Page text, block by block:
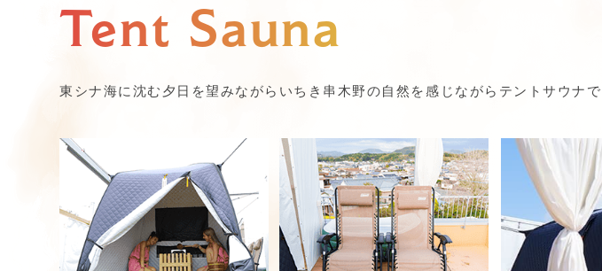
Tent Sauna
東シナ海に沈む夕日を望みながらいちき串木野の自然を感じながらテントサウナで